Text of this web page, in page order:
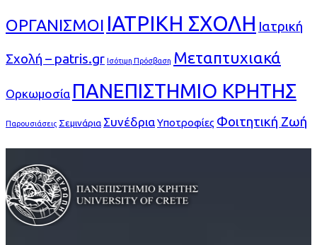
ΟΡΓΑΝΙΣΜΟΙ ΙΑΤΡΙΚΗ ΣΧΟΛΗ Ιατρική
Σχολή – patris.gr Ισότιμη Πρόσβαση Μεταπτυχιακά
Ορκωμοσία ΠΑΝΕΠΙΣΤΗΜΙΟ ΚΡΗΤΗΣ
Παρουσιάσεις Σεμινάρια ΣυνέδριαΥποτροφίες Φοιτητική Ζωή